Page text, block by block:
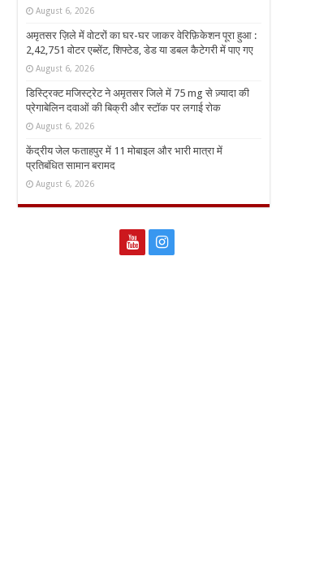
August 6, 2026
अमृतसर ज़िले में वोटरों का घर-घर जाकर वेरिफ़िकेशन पूरा हुआ :
2,42,751 वोटर एब्सेंट, शिफ्टेड, डेड या डबल कैटेगरी में पाए गए
August 6, 2026
डिस्ट्रिक्ट मजिस्ट्रेट ने अमृतसर जिले में 75 mg से ज़्यादा की
प्रेगाबेलिन दवाओं की बिक्री और स्टॉक पर लगाई रोक
August 6, 2026
केंद्रीय जेल फताहपुर में 11 मोबाइल और भारी मात्रा में
प्रतिबंधित सामान बरामद
August 6, 2026